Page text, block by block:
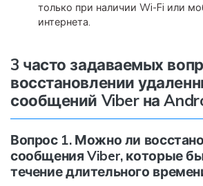
только при наличии Wi-Fi или
интернета.
3 часто задаваемых
восстановлении
сообщений Viber на
Вопрос 1. Можно ли
сообщения Viber, которые
течение длительного